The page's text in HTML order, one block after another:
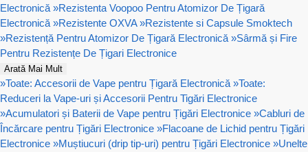
Electronică »Rezistenta Voopoo Pentru Atomizor De Țigară
Electronică »Rezistente OXVA »Rezistente si Capsule Smoktech
»Rezistență Pentru Atomizor De Țigară Electronică »Sârmă și Fire
Pentru Rezistențe De Țigari Electronice
Arată Mai Mult
»Toate: Accesorii de Vape pentru Țigară Electronică »Toate:
Reduceri la Vape-uri și Accesorii Pentru Tigări Electronice
»Acumulatori și Baterii de Vape pentru Țigări Electronice »Cabluri de
Încărcare pentru Țigări Electronice »Flacoane de Lichid pentru Țigări
Electronice »Muștiucuri (drip tip-uri) pentru Țigări Electronice »Unelte